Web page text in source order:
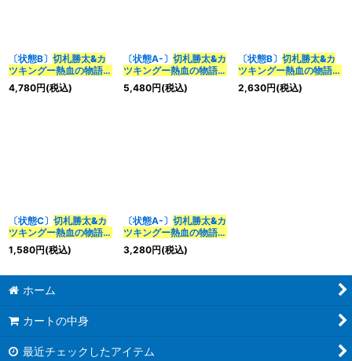
〔状態B〕 切札勝太&カ
ツキングー熱血の物語ー
【DSR】
{24EX3TD1/TD16}
4,780円(税込)
〔状態A-〕 切札勝太&カ
ツキングー熱血の物語ー
【DSR】
{24EX3TD1/TD16}
5,480円(税込)
〔状態B〕 切札勝太&カ
ツキングー熱血の物語ー
【DSR】{22EX1超G1/
超G10}《多》
2,630円(税込)
〔状態C〕 切札勝太&カ
ツキングー熱血の物語ー
【DSR】{22EX1超G1/
超G10}《多》
1,580円(税込)
〔状態A-〕 切札勝太&カ
ツキングー熱血の物語ー
【DSR】{22EX1超G1/
超G10}《多》
3,280円(税込)
ホーム
カートの中身
最近チェックしたアイテム